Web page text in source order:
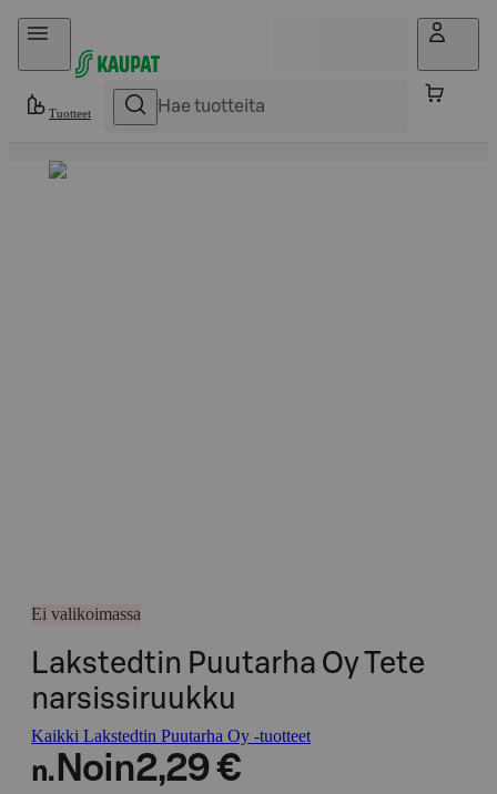
Hyppää sisältöön
Tuotteet
Ei valikoimassa
Lakstedtin Puutarha Oy Tete
narsissiruukku
Kaikki Lakstedtin Puutarha Oy -tuotteet
n. Noin2,29 €